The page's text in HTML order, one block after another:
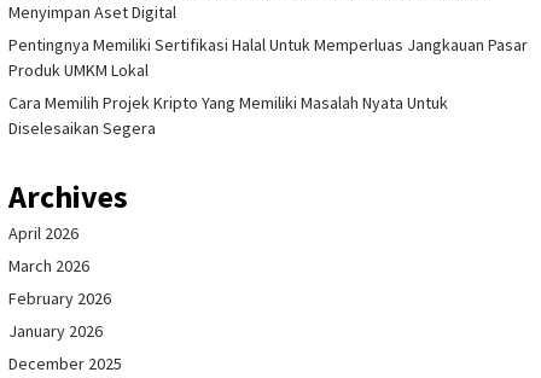
Menyimpan Aset Digital
Pentingnya Memiliki Sertifikasi Halal Untuk Memperluas Jangkauan Pasar
Produk UMKM Lokal
Cara Memilih Projek Kripto Yang Memiliki Masalah Nyata Untuk
Diselesaikan Segera
Archives
April 2026
March 2026
February 2026
January 2026
December 2025